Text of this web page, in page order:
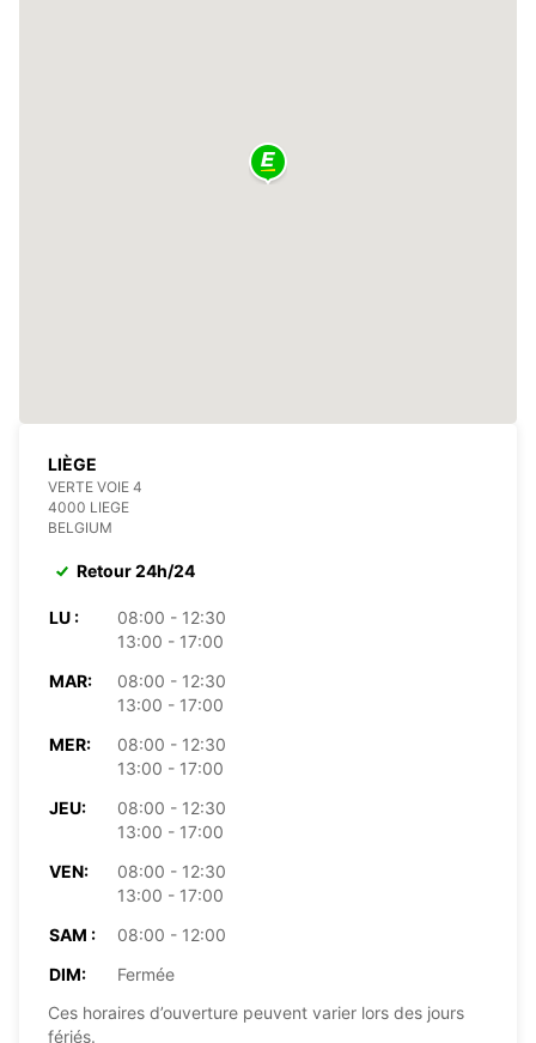
LIÈGE
VERTE VOIE 4
4000 LIEGE
BELGIUM
Retour 24h/24
LU :
08:00 - 12:30
13:00 - 17:00
MAR:
08:00 - 12:30
13:00 - 17:00
MER:
08:00 - 12:30
13:00 - 17:00
JEU:
08:00 - 12:30
13:00 - 17:00
VEN:
08:00 - 12:30
13:00 - 17:00
SAM :
08:00 - 12:00
DIM:
Fermée
Ces horaires d’ouverture peuvent varier lors des jours
fériés.